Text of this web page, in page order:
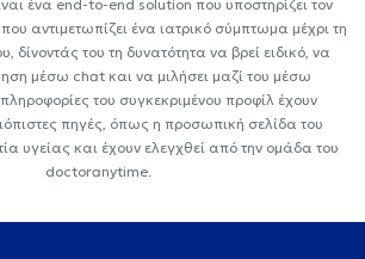
ένα end-to-end solution που υποστηρίζει τον
αντιμετωπίζει ένα ιατρικό σύμπτωμα μέχρι τη
δίνοντάς του τη δυνατότητα να βρεί ειδικό, να
μέσω chat και να μιλήσει μαζί του μέσω
του συγκεκριμένου προφίλ έχουν
πηγές, όπως η προσωπική σελίδα του
υγείας και έχουν ελεγχθεί από την ομάδα του
doctoranytime.